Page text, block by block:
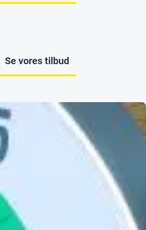
Se vores tilbud